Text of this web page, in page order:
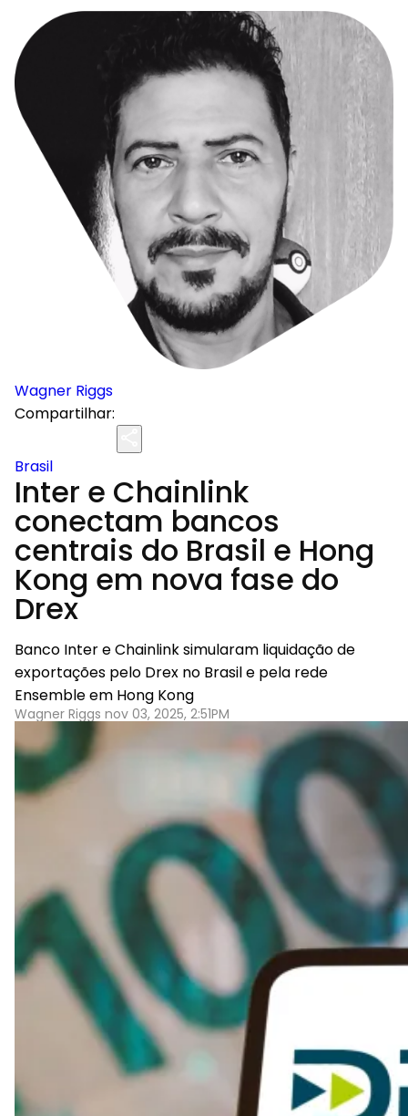
Wagner Riggs
Compartilhar:
Brasil
Inter e Chainlink
conectam bancos
centrais do Brasil e Hong
Kong em nova fase do
Drex
Banco Inter e Chainlink simularam liquidação de
exportações pelo Drex no Brasil e pela rede
Ensemble em Hong Kong
Wagner Riggs nov 03, 2025, 2:51PM